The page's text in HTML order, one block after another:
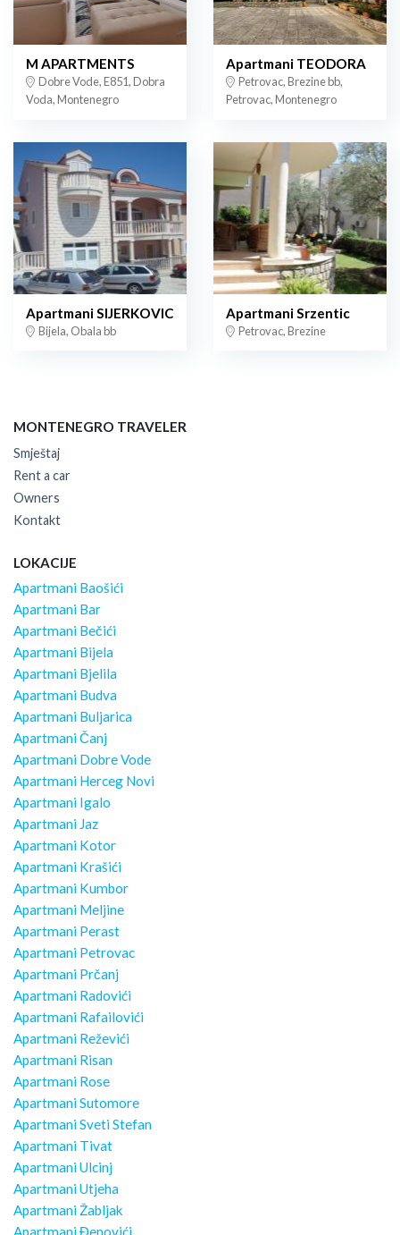
M APARTMENTS
Dobre Vode, E851, Dobra
Voda, Montenegro
Apartmani TEODORA
Petrovac, Brezine bb,
Petrovac, Montenegro
Apartmani SIJERKOVIC
Bijela, Obala bb
Apartmani Srzentic
Petrovac, Brezine
MONTENEGRO TRAVELER
Smještaj
Rent a car
Owners
Kontakt
LOKACIJE
Apartmani Baošići
Apartmani Bar
Apartmani Bečići
Apartmani Bijela
Apartmani Bjelila
Apartmani Budva
Apartmani Buljarica
Apartmani Čanj
Apartmani Dobre Vode
Apartmani Herceg Novi
Apartmani Igalo
Apartmani Jaz
Apartmani Kotor
Apartmani Krašići
Apartmani Kumbor
Apartmani Meljine
Apartmani Perast
Apartmani Petrovac
Apartmani Prčanj
Apartmani Radovići
Apartmani Rafailovići
Apartmani Reževići
Apartmani Risan
Apartmani Rose
Apartmani Sutomore
Apartmani Sveti Stefan
Apartmani Tivat
Apartmani Ulcinj
Apartmani Utjeha
Apartmani Žabljak
Apartmani Đenovići